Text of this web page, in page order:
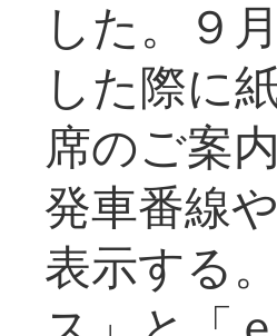
した。９
した際に
席のご案
発車番線
表示する